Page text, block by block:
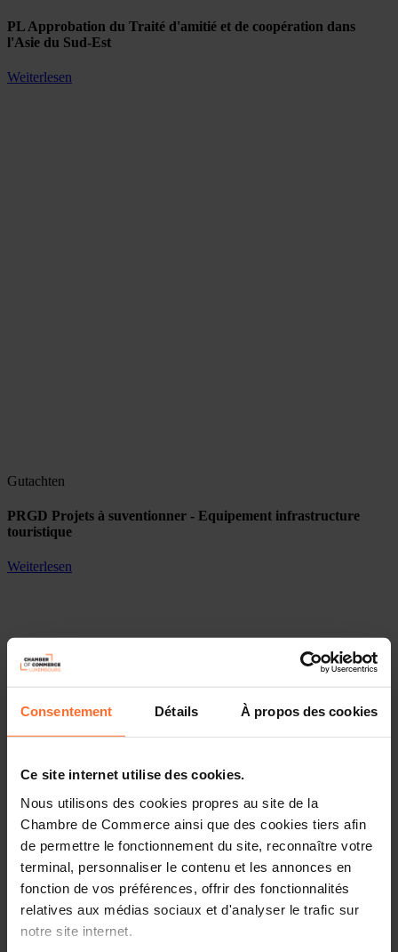
Consentement Détails À propos des cookies
Ce site internet utilise des cookies.
Nous utilisons des cookies propres au site de la
Chambre de Commerce ainsi que des cookies tiers afin
de permettre le fonctionnement du site, reconnaître votre
terminal, personnaliser le contenu et les annonces en
fonction de vos préférences, offrir des fonctionnalités
relatives aux médias sociaux et d'analyser le trafic sur
notre site internet.
PL Approbation du Traité d'amitié et de coopération dans
l'Asie du Sud-Est
Weiterlesen
Gutachten
PRGD Projets à suventionner - Equipement infrastructure
touristique
Weiterlesen